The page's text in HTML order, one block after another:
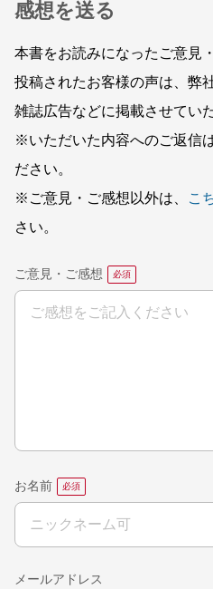
感想を送る
本書をお読みになったご意見
投稿されたお客様の声は、弊
雑誌広告などに掲載させてい
※いただいた内容へのご返信
ださい。
※ご意見・ご感想以外は、
こ
さい。
ご意見・ご感想
お名前
メールアドレス